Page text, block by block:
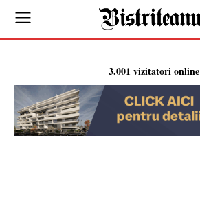
3.001 vizitatori online